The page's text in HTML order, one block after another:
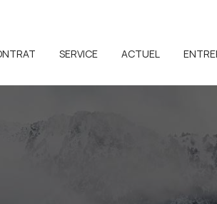
SERVICE ACTUEL